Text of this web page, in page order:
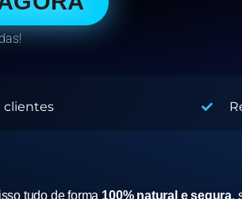
clientes
tudo de forma 100% natural e segura,